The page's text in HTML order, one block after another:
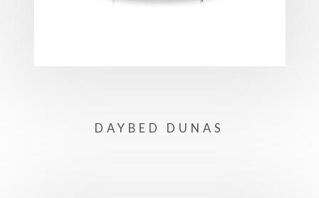
DAYBED DUNAS